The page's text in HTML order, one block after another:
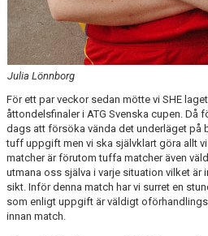
Julia Lönnborg
För ett par veckor sedan mötte vi SHE
åttondelsfinaler i ATG Svenska cupen. Då
dags att försöka vända det underläget på
tuff uppgift men vi ska självklart göra allt
matcher är förutom tuffa matcher även
utmana oss själva i varje situation vilket är
sikt. Inför denna match har vi surret en
som enligt uppgift är väldigt
innan match.